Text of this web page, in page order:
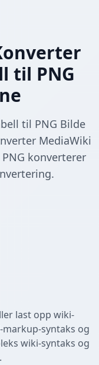
til PNG
til PNG Bilde
MediaWiki
konverterer
last opp wiki-
syntaks og
wiki-syntaks og